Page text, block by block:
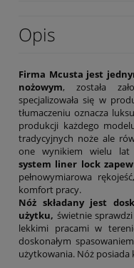
Opis
Firma Mcusta jest
nożowym, została
specjalizowała się w
tłumaczeniu oznacza
produkcji każdego
tradycyjnych noże ale
one wynikiem wielu lat
system liner lock
pełnowymiarowa
komfort pracy.
Nóż składany jest
użytku, świetnie
lekkimi pracami w
doskonałym
użytkowania. Nóż posiada